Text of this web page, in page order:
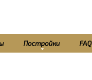
Постройки FAQ